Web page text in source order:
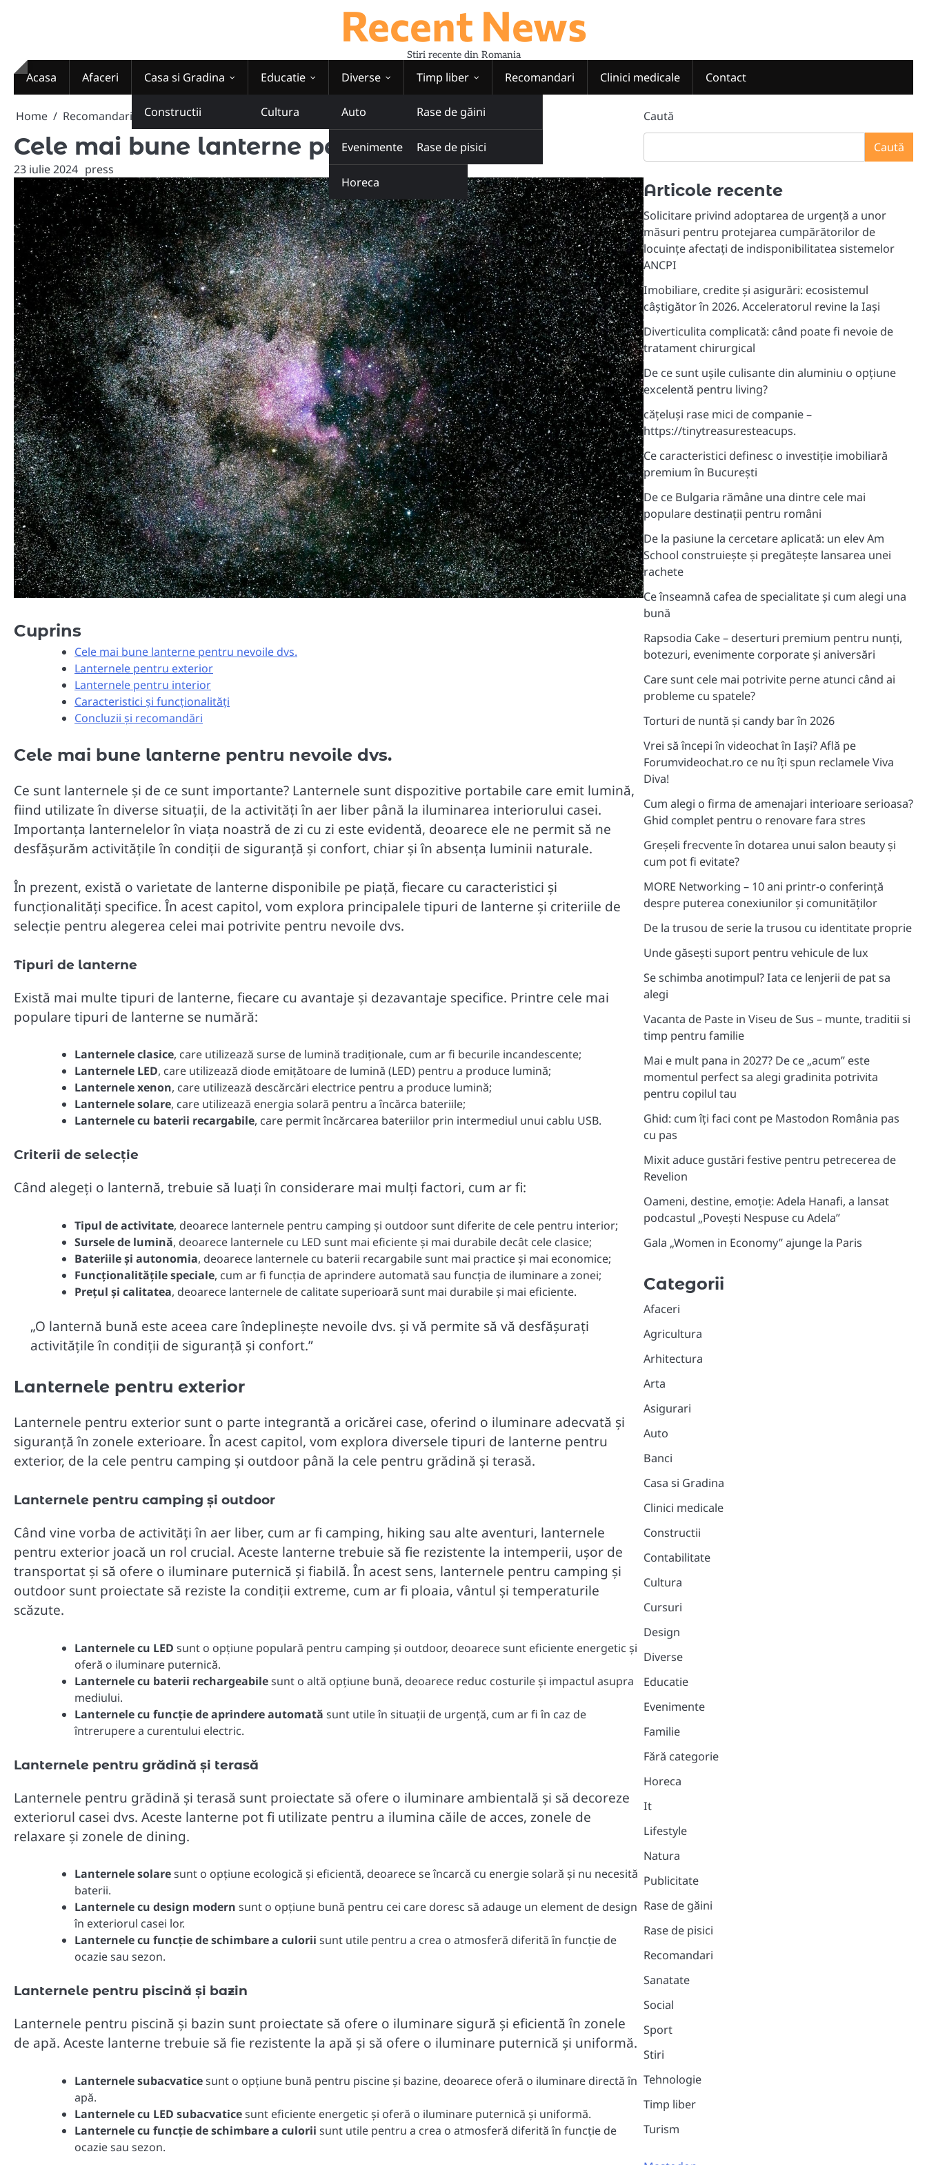
Recent News
Stiri recente din Romania
Acasa Afaceri Casa si Gradina
Constructii
Educatie
Cultura
Diverse
Auto
Evenimente
Horeca
Timp liber
Rase de găini
Rase de pisici
Recomandari Clinici medicale Contact
Home Recomandari Cele mai bune lanterne pentru nevoile dvs.
Cele mai bune lanterne pentru nevoile dvs.
23 iulie 2024 press
Cuprins
Cele mai bune lanterne pentru nevoile dvs.
Lanternele pentru exterior
Lanternele pentru interior
Caracteristici și funcționalități
Concluzii și recomandări
Cele mai bune lanterne pentru nevoile dvs.
Ce sunt lanternele și de ce sunt importante? Lanternele sunt dispozitive portabile care emit lumină,
fiind utilizate în diverse situații, de la activități în aer liber până la iluminarea interiorului casei.
Importanța lanternelelor în viața noastră de zi cu zi este evidentă, deoarece ele ne permit să ne
desfășurăm activitățile în condiții de siguranță și confort, chiar și în absența luminii naturale.
În prezent, există o varietate de lanterne disponibile pe piață, fiecare cu caracteristici și
funcționalități specifice. În acest capitol, vom explora principalele tipuri de lanterne și criteriile de
selecție pentru alegerea celei mai potrivite pentru nevoile dvs.
Tipuri de lanterne
Există mai multe tipuri de lanterne, fiecare cu avantaje și dezavantaje specifice. Printre cele mai
populare tipuri de lanterne se numără:
Lanternele clasice, care utilizează surse de lumină tradiționale, cum ar fi becurile incandescente;
Lanternele LED, care utilizează diode emițătoare de lumină (LED) pentru a produce lumină;
Lanternele xenon, care utilizează descărcări electrice pentru a produce lumină;
Lanternele solare, care utilizează energia solară pentru a încărca bateriile;
Lanternele cu baterii recargabile, care permit încărcarea bateriilor prin intermediul unui cablu USB.
Criterii de selecție
Când alegeți o lanternă, trebuie să luați în considerare mai mulți factori, cum ar fi:
Tipul de activitate, deoarece lanternele pentru camping și outdoor sunt diferite de cele pentru interior;
Sursele de lumină, deoarece lanternele cu LED sunt mai eficiente și mai durabile decât cele clasice;
Bateriile și autonomia, deoarece lanternele cu baterii recargabile sunt mai practice și mai economice;
Funcționalitățile speciale, cum ar fi funcția de aprindere automată sau funcția de iluminare a zonei;
Prețul și calitatea, deoarece lanternele de calitate superioară sunt mai durabile și mai eficiente.
„O lanternă bună este aceea care îndeplinește nevoile dvs. și vă permite să vă desfășurați
activitățile în condiții de siguranță și confort.”
Lanternele pentru exterior
Lanternele pentru exterior sunt o parte integrantă a oricărei case, oferind o iluminare adecvată și
siguranță în zonele exterioare. În acest capitol, vom explora diversele tipuri de lanterne pentru
exterior, de la cele pentru camping și outdoor până la cele pentru grădină și terasă.
Lanternele pentru camping și outdoor
Când vine vorba de activități în aer liber, cum ar fi camping, hiking sau alte aventuri, lanternele
pentru exterior joacă un rol crucial. Aceste lanterne trebuie să fie rezistente la intemperii, ușor de
transportat și să ofere o iluminare puternică și fiabilă. În acest sens, lanternele pentru camping și
outdoor sunt proiectate să reziste la condiții extreme, cum ar fi ploaia, vântul și temperaturile
scăzute.
Lanternele cu LED sunt o opțiune populară pentru camping și outdoor, deoarece sunt eficiente energetic și
oferă o iluminare puternică.
Lanternele cu baterii rechargeabilesunt o altă opțiune bună, deoarece reduc costurile și impactul asupra
mediului.
Lanternele cu funcție de aprindere automată sunt utile în situații de urgență, cum ar fi în caz de
întrerupere a curentului electric.
Lanternele pentru grădină și terasă
Lanternele pentru grădină și terasă sunt proiectate să ofere o iluminare ambientală și să decoreze
exteriorul casei dvs. Aceste lanterne pot fi utilizate pentru a ilumina căile de acces, zonele de
relaxare și zonele de dining.
Lanternele solaresunt o opțiune ecologică și eficientă, deoarece se încarcă cu energie solară și nu necesită
baterii.
Lanternele cu design modern sunt o opțiune bună pentru cei care doresc să adauge un element de design
în exteriorul casei lor.
Lanternele cu funcție de schimbare a culorii sunt utile pentru a crea o atmosferă diferită în funcție de
ocazie sau sezon.
Lanternele pentru piscină și bazin
Lanternele pentru piscină și bazin sunt proiectate să ofere o iluminare sigură și eficientă în zonele
de apă. Aceste lanterne trebuie să fie rezistente la apă și să ofere o iluminare puternică și uniformă.
Lanternele subacvaticesunt o opțiune bună pentru piscine și bazine, deoarece oferă o iluminare directă în
apă.
Lanternele cu LED subacvaticesunt eficiente energetic și oferă o iluminare puternică și uniformă.
Lanternele cu funcție de schimbare a culorii sunt utile pentru a crea o atmosferă diferită în funcție de
ocazie sau sezon.
Caută
Caută
Articole recente
Solicitare privind adoptarea de urgență a unor
măsuri pentru protejarea cumpărătorilor de
locuințe afectați de indisponibilitatea sistemelor
ANCPI
Imobiliare, credite și asigurări: ecosistemul
câștigător în 2026. Acceleratorul revine la Iași
Diverticulita complicată: când poate fi nevoie de
tratament chirurgical
De ce sunt ușile culisante din aluminiu o opțiune
excelentă pentru living?
cățeluși rase mici de companie –
https://tinytreasuresteacups.
Ce caracteristici definesc o investiție imobiliară
premium în București
De ce Bulgaria rămâne una dintre cele mai
populare destinații pentru români
De la pasiune la cercetare aplicată: un elev Am
School construiește și pregătește lansarea unei
rachete
Ce înseamnă cafea de specialitate și cum alegi una
bună
Rapsodia Cake – deserturi premium pentru nunți,
botezuri, evenimente corporate și aniversări
Care sunt cele mai potrivite perne atunci când ai
probleme cu spatele?
Torturi de nuntă și candy bar în 2026
Vrei să începi în videochat în Iași? Află pe
Forumvideochat.ro ce nu îți spun reclamele Viva
Diva!
Cum alegi o firma de amenajari interioare serioasa?
Ghid complet pentru o renovare fara stres
Greșeli frecvente în dotarea unui salon beauty și
cum pot fi evitate?
MORE Networking – 10 ani printr-o conferință
despre puterea conexiunilor și comunităților
De la trusou de serie la trusou cu identitate proprie
Unde găsești suport pentru vehicule de lux
Se schimba anotimpul? Iata ce lenjerii de pat sa
alegi
Vacanta de Paste in Viseu de Sus – munte, traditii si
timp pentru familie
Mai e mult pana in 2027? De ce „acum” este
momentul perfect sa alegi gradinita potrivita
pentru copilul tau
Ghid: cum îți faci cont pe Mastodon România pas
cu pas
Mixit aduce gustări festive pentru petrecerea de
Revelion
Oameni, destine, emoție: Adela Hanafi, a lansat
podcastul „Povești Nespuse cu Adela”
Gala „Women in Economy” ajunge la Paris
Categorii
Afaceri
Agricultura
Arhitectura
Arta
Asigurari
Auto
Banci
Casa si Gradina
Clinici medicale
Constructii
Contabilitate
Cultura
Cursuri
Design
Diverse
Educatie
Evenimente
Familie
Fără categorie
Horeca
It
Lifestyle
Natura
Publicitate
Rase de găini
Rase de pisici
Recomandari
Sanatate
Social
Sport
Stiri
Tehnologie
Timp liber
Turism